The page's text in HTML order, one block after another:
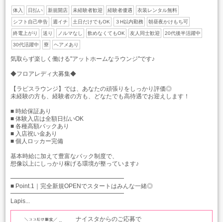
体入 日払い 新規開店 未経験者歓迎 経験者優遇 衣装レンタル無料
シフト自己申告 週イチ 土日だけでもOK ３H以内勤務 朝昼夜かけもち可
終電上がり 送り ノルマなし 飲めなくてもOK 友人同士歓迎 20代後半活躍中
30代活躍中 寮 ヘアメあり
気取らず楽しく働ける"アットホームなラウンジ"です♪
◆フロアレディ大募集◆
【ラピスラウンジ】では、あなたの頑張りをしっかり評価◎
未経験の方も、経験者の方も、どなたでも高待遇でお迎えします！
■ 時給保証あり
■ 体験入店は全額日払いOK
■ 各種高額バックあり
■ 入店祝い金あり
■ 個人ロッカー完備
基本時給に加えて豊富なバック制度で、
想像以上にしっかり稼げる環境が整っています♪
━━━━━━━━━━━━━━━━━━━
■ Point.1｜完全新規OPENでスタートはみんな一緒◎
━━━━━━━━━━━━━━━━━━━
Lapis...
ナイスタからのご応募で